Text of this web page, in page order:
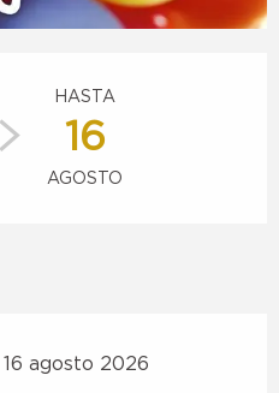
HASTA
16
AGOSTO
agosto 2026